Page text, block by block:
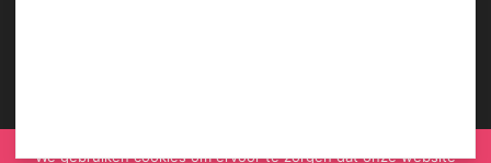
We gebruiken cookies om ervoor te zorgen dat onze website